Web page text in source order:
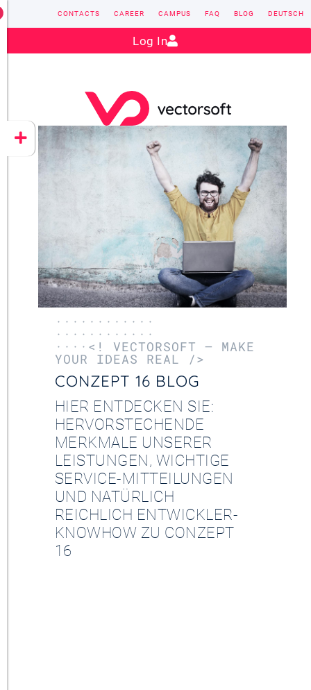
CONZEPT 16
YEET
Contact: sales@vectorsoft.de
CONTACTS CAREER CAMPUS FAQ BLOG DEUTSCH
Log In
············
············
····<! VECTORSOFT – MAKE
YOUR IDEAS REAL />
CONZEPT 16 BLOG
HIER ENTDECKEN SIE:
HERVORSTECHENDE
MERKMALE UNSERER
LEISTUNGEN, WICHTIGE
SERVICE-MITTEILUNGEN
UND NATÜRLICH
REICHLICH ENTWICKLER-
KNOWHOW ZU CONZEPT
16